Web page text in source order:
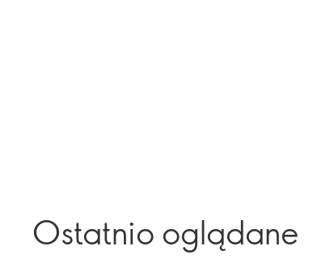
Ostatnio oglądane